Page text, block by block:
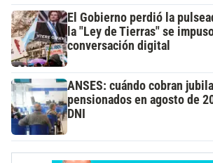
El Gobierno perdió la
la "Ley de Tierras" se
conversación digital
ANSES: cuándo cobran
pensionados en agosto de
DNI